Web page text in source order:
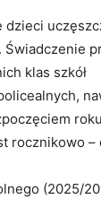
klas szkół
rocznikowo –
(2025/